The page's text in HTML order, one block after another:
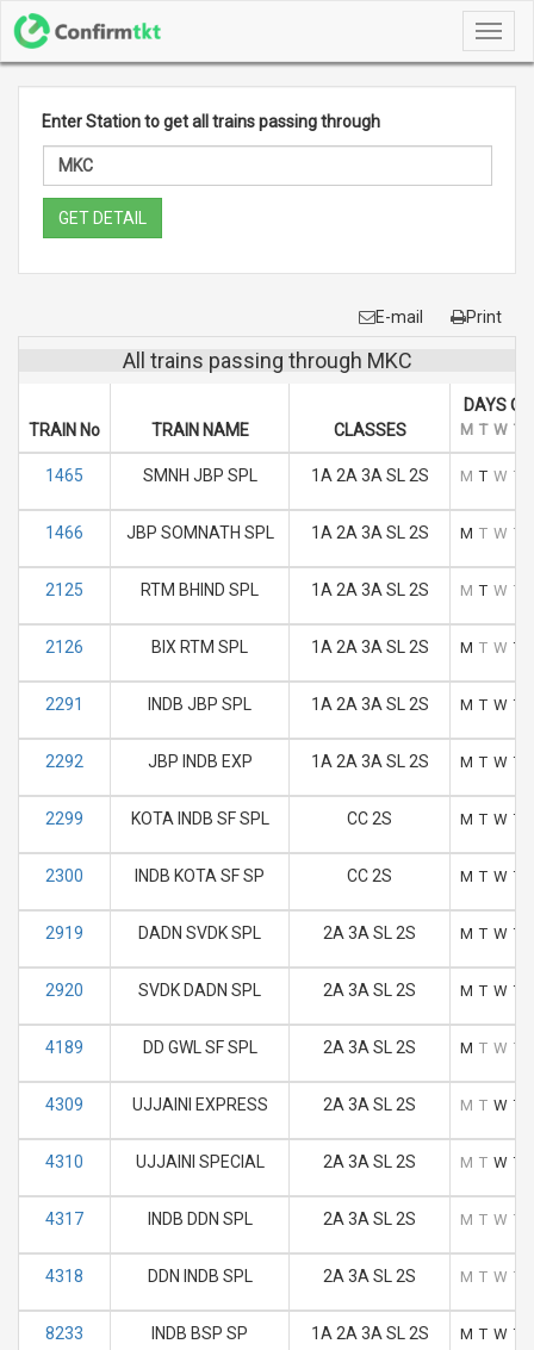
Enter Station to get all trains passing through
GET DETAIL
E-mail Print
All trains passing through MKC
TRAIN No TRAIN NAME CLASSES
DAYS OF
M T W T
1465 SMNH JBP SPL 1A 2A 3A SL 2S M T W T
1466 JBP SOMNATH SPL 1A 2A 3A SL 2S M T W T
2125 RTM BHIND SPL 1A 2A 3A SL 2S M T W T
2126 BIX RTM SPL 1A 2A 3A SL 2S M T W T
2291 INDB JBP SPL 1A 2A 3A SL 2S M T W T
2292 JBP INDB EXP 1A 2A 3A SL 2S M T W T
2299 KOTA INDB SF SPL CC 2S M T W T
2300 INDB KOTA SF SP CC 2S M T W T
2919 DADN SVDK SPL 2A 3A SL 2S M T W T
2920 SVDK DADN SPL 2A 3A SL 2S M T W T
4189 DD GWL SF SPL 2A 3A SL 2S M T W T
4309 UJJAINI EXPRESS 2A 3A SL 2S M T W T
4310 UJJAINI SPECIAL 2A 3A SL 2S M T W T
4317 INDB DDN SPL 2A 3A SL 2S M T W T
4318 DDN INDB SPL 2A 3A SL 2S M T W T
8233 INDB BSP SP 1A 2A 3A SL 2S M T W T